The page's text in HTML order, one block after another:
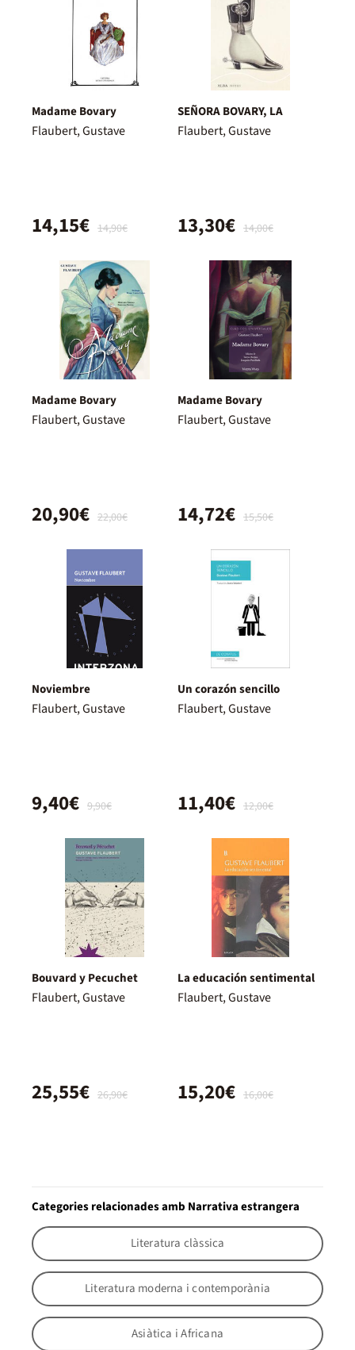
Madame Bovary
Flaubert, Gustave
14,90€
14,15€
SEÑORA BOVARY, LA
Flaubert, Gustave
14,00€
13,30€
Madame Bovary
Flaubert, Gustave
22,00€
20,90€
Madame Bovary
Flaubert, Gustave
15,50€
14,72€
Noviembre
Flaubert, Gustave
9,90€
9,40€
Un corazón sencillo
Flaubert, Gustave
12,00€
11,40€
Bouvard y Pecuchet
Flaubert, Gustave
26,90€
25,55€
La educación sentimental
Flaubert, Gustave
16,00€
15,20€
Categories relacionades amb Narrativa estrangera
Literatura clàssica
Literatura moderna i contemporània
Asiàtica i Africana